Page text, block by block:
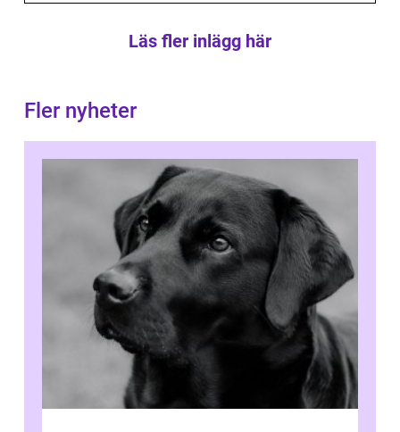
Läs fler inlägg här
Fler nyheter